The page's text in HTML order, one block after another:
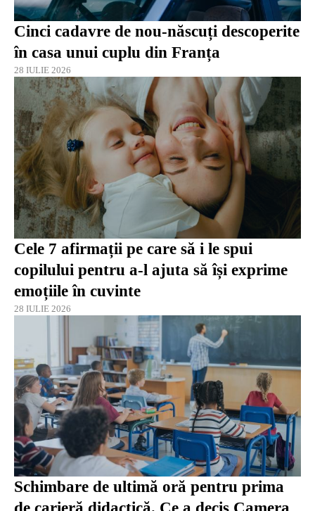
Cinci cadavre de nou-născuți descoperite
în casa unui cuplu din Franța
28 IULIE 2026
Cele 7 afirmații pe care să i le spui
copilului pentru a-l ajuta să își exprime
emoțiile în cuvinte
28 IULIE 2026
Schimbare de ultimă oră pentru prima